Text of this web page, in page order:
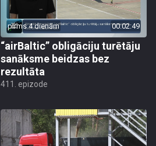
pirms 4 dienām 00:02:49
“airBaltic” obligāciju turētāju
sanāksme beidzas bez
rezultāta
411. epizode